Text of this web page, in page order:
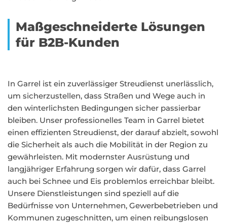
Maßgeschneiderte Lösungen
für B2B-Kunden
In Garrel ist ein zuverlässiger Streudienst unerlässlich,
um sicherzustellen, dass Straßen und Wege auch in
den winterlichsten Bedingungen sicher passierbar
bleiben. Unser professionelles Team in Garrel bietet
einen effizienten Streudienst, der darauf abzielt, sowohl
die Sicherheit als auch die Mobilität in der Region zu
gewährleisten. Mit modernster Ausrüstung und
langjähriger Erfahrung sorgen wir dafür, dass Garrel
auch bei Schnee und Eis problemlos erreichbar bleibt.
Unsere Dienstleistungen sind speziell auf die
Bedürfnisse von Unternehmen, Gewerbebetrieben und
Kommunen zugeschnitten, um einen reibungslosen